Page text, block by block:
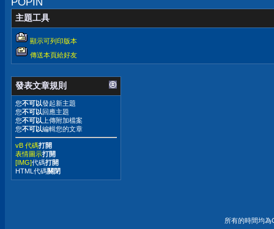
主題工具
顯示可列印版本
傳送本頁給好友
發表文章規則
您不可以發起新主題
您不可以回應主題
您不可以 上傳附加檔案
您不可以編輯您的文章
vB 代碼打開
表情圖示打開
[IMG]代碼打開
HTML代碼關閉
所有的時間均為